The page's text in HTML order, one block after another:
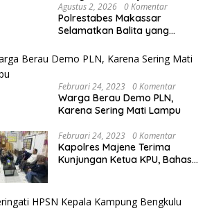
Agustus 2, 2026 0 Komentar
Polrestabes Makassar
Selamatkan Balita yang
Ibunya
Februari 24, 2023 0 Komentar
Warga Berau Demo PLN,
Karena Sering Mati Lampu
Februari 24, 2023 0 Komentar
Kapolres Majene Terima
Kunjungan Ketua KPU, Bahas